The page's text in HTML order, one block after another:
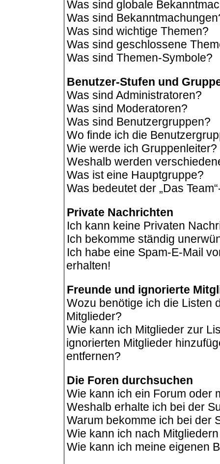
Was sind globale
Was sind
Was sind wichtige Themen?
Was sind geschlossene
Was sind Themen-Symbole?
Benutzer-Stufen und
Was sind Administratoren?
Was sind Moderatoren?
Was sind Benutzergruppen?
Wo finde ich die
Wie werde ich Gruppenleiter?
Weshalb werden
Was ist eine Hauptgruppe?
Was bedeutet der „Das
Private Nachrichten
Ich kann keine Privaten
Ich bekomme ständig
Ich habe eine Spam-E-Mail
erhalten!
Freunde und ignorierte
Wozu benötige ich die Listen
Mitglieder?
Wie kann ich Mitglieder zur
ignorierten Mitglieder
entfernen?
Die Foren durchsuchen
Wie kann ich ein Forum oder
Weshalb erhalte ich bei der
Warum bekomme ich bei der
Wie kann ich nach
Wie kann ich meine eigenen